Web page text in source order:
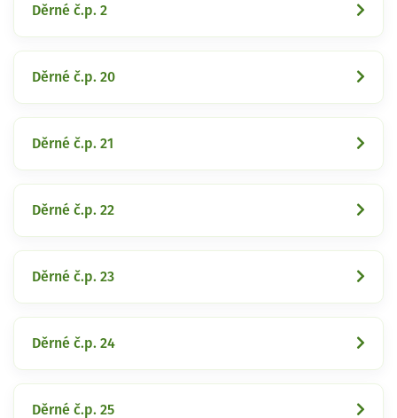
Děrné č.p. 2
Děrné č.p. 20
Děrné č.p. 21
Děrné č.p. 22
Děrné č.p. 23
Děrné č.p. 24
Děrné č.p. 25